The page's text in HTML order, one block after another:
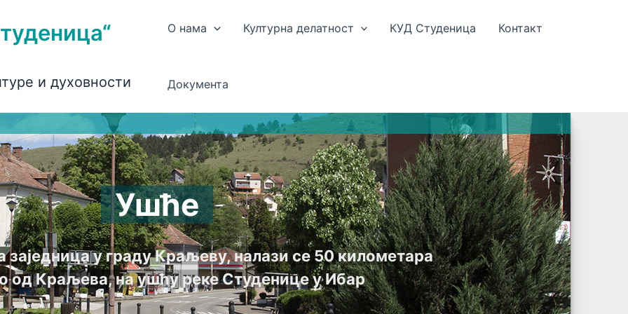
и духовности
О нама Културна делатност КУД Студеница Контакт
Документа
Ушће
заједница у граду Краљеву, налази се 50 километара
од Краљева, на ушћу реке Студенице у Ибар